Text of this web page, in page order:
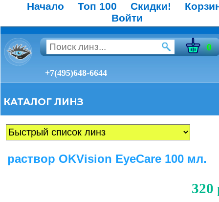
Начало Топ 100 Скидки!
Войти
0
+7(495)648-6644
КАТАЛОГ ЛИНЗ
раствор OKVision EyeCare 100 мл.
320